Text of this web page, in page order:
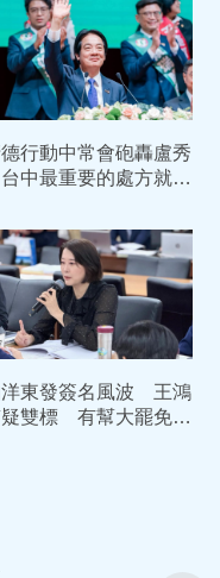
行動中常會砲轟盧秀
中最重要的處方就是
東發簽名風波 王鴻
雙標 有幫大罷免時